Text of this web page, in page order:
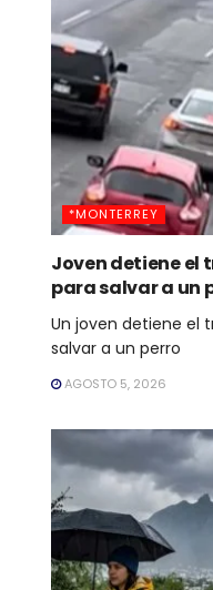
*MONTERREY
Joven detiene el
para salvar a un
Un joven detiene el
salvar a un perro
AGOSTO 5, 2026